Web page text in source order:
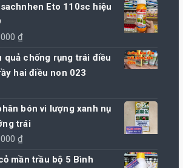
Eto 110sc hiệu
₫
hiện
tại
quả chống rụng trái điều
hai điều non 023
bón vi lượng xanh nụ
trái
₫
hiện
mần trầu bộ 5 Bình